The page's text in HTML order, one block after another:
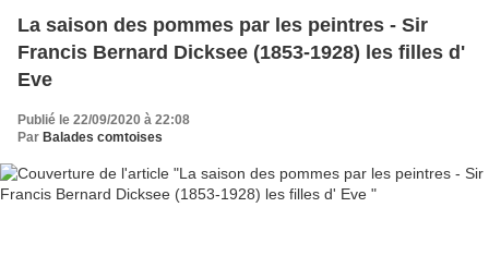
La saison des pommes par les peintres - Sir
Francis Bernard Dicksee (1853-1928) les filles d'
Eve
Publié le 22/09/2020 à 22:08
Par Balades comtoises